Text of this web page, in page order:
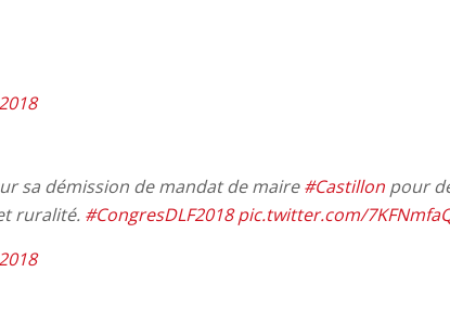
sa démission de mandat de maire#Castillonpour
ruralité. #CongresDLF2018 pic.twitter.com/